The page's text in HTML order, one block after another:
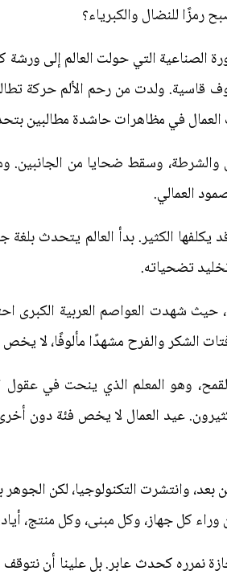
رمزًا للنضال والكبرياء؟
التي حولت العالم إلى ورشة
أكثر من 14 ساعة يوميًا في ظروف قاسية. ولدت من رحم
والشرطة، وسقط ضحايا من الجانبين.
العمالي.
الكثير. بدأ العالم يتحدث بلغة
تضحياته.
حيث شهدت العواصم العربية الكبرى
الشكر والفرح مشهدًا مألوفًا، لا
وهو المعلم الذي ينحت في عقول
كثيرون. عيد العمال لا يخص فئة دون
وانتشرت التكنولوجيا، لكن الجوهر
وراء كل جهاز، وكل مبنى، وكل منتج،
نمرره كحدث عابر. بل علينا أن